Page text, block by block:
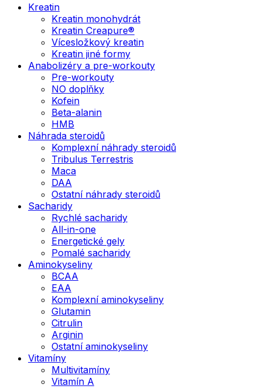
Kreatin
Kreatin monohydrát
Kreatin Creapure®
Vícesložkový kreatin
Kreatin jiné formy
Anabolizéry a pre-workouty
Pre-workouty
NO doplňky
Kofein
Beta-alanin
HMB
Náhrada steroidů
Komplexní náhrady steroidů
Tribulus Terrestris
Maca
DAA
Ostatní náhrady steroidů
Sacharidy
Rychlé sacharidy
All-in-one
Energetické gely
Pomalé sacharidy
Aminokyseliny
BCAA
EAA
Komplexní aminokyseliny
Glutamin
Citrulin
Arginin
Ostatní aminokyseliny
Vitamíny
Multivitamíny
Vitamín A